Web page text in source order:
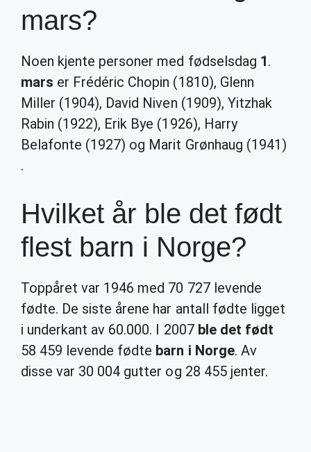
mars?
Noen kjente personer med fødselsdag 1.
mars er Frédéric Chopin (1810), Glenn
Miller (1904), David Niven (1909), Yitzhak
Rabin (1922), Erik Bye (1926), Harry
Belafonte (1927) og Marit Grønhaug (1941)
.
Hvilket år ble det født
flest barn i Norge?
Toppåret var 1946 med 70 727 levende
fødte. De siste årene har antall fødte ligget
i underkant av 60.000. I 2007 ble det født
58 459 levende fødte barn i Norge. Av
disse var 30 004 gutter og 28 455 jenter.